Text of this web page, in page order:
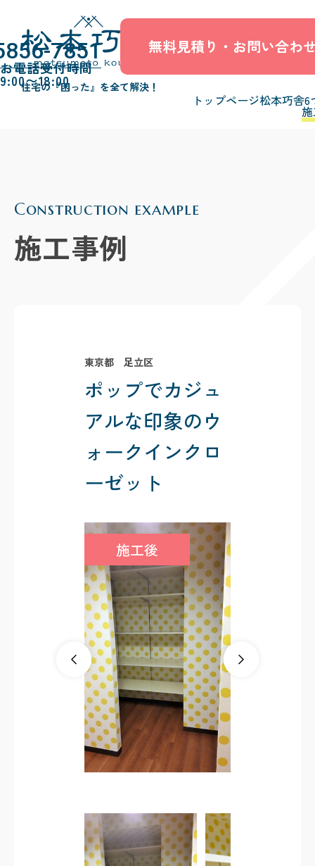
住宅の『困った』を全て解決！
無料見積り・お問い合わ
トップページ松本巧舎6
7851
お電話受付時間
9:00〜18:00
Construction example
施工事例
東京都 足立区
ポップでカジュ
アルな印象のウ
ォークインクロ
ーゼット
施工後